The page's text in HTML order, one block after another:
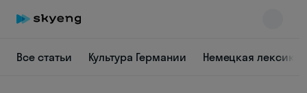
Все статьи Культура Германии Немецкая лексика